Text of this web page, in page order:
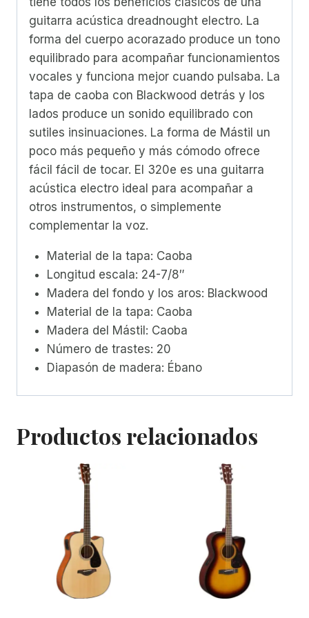
guitarra acústica dreadnought electro. La
forma del cuerpo acorazado produce un tono
equilibrado para acompañar funcionamientos
vocales y funciona mejor cuando pulsaba. La
tapa de caoba con Blackwood detrás y los
lados produce un sonido equilibrado con
sutiles insinuaciones. La forma de Mástil un
poco más pequeño y más cómodo ofrece
fácil fácil de tocar. El 320e es una guitarra
acústica electro ideal para acompañar a
otros instrumentos, o simplemente
complementar la voz.
Material de la tapa: Caoba
Longitud escala: 24-7/8″
Madera del fondo y los aros: Blackwood
Material de la tapa: Caoba
Madera del Mástil: Caoba
Número de trastes: 20
Diapasón de madera: Ébano
Productos relacionados